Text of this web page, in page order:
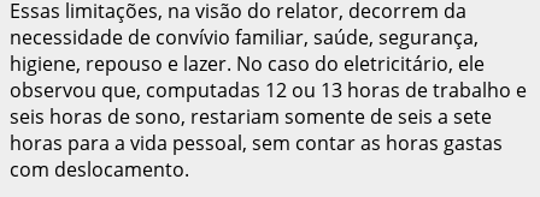
Essas limitações, na visão do relator, decorrem da
necessidade de convívio familiar, saúde, segurança,
higiene, repouso e lazer. No caso do eletricitário, ele
observou que, computadas 12 ou 13 horas de trabalho e
seis horas de sono, restariam somente de seis a sete
horas para a vida pessoal, sem contar as horas gastas
com deslocamento.